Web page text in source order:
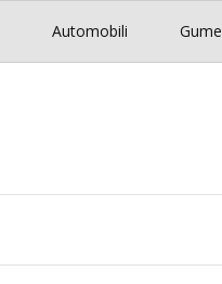
Automobili Gume